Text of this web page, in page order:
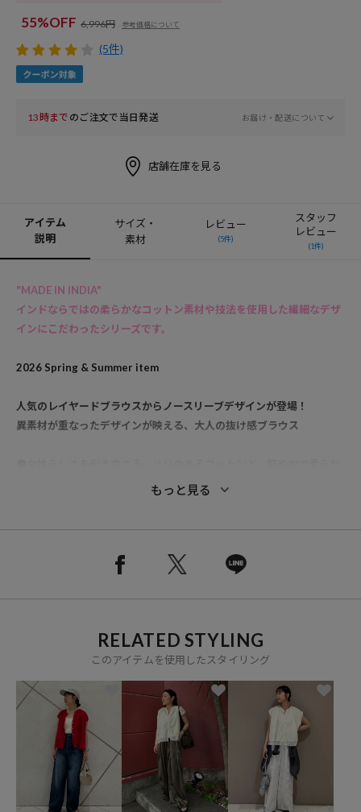
55%OFF 6,996円 参考価格について
(5件)
13時まで のご注文で当日発送 お届け・配送について
店舗在庫を見る
アイテム
説明
サイズ・
素材
レビュー
(5件)
スタッフ
レビュー
(1件)
"MADE IN INDIA"
インドならではの柔らかなコットン素材や技法を使用した繊細なデザ
インにこだわったシリーズです。
2026 Spring & Summer item
人気のレイヤードブラウスからノースリーブデザインが登場！
異素材が重なったデザインが映える、大人の抜け感ブラウス
なインドコットンをレイヤードしたノースリーブブラウス
なしにも、閉じてきちんと感のあるスタイルにも対応
おすすめコーディネート
デニム合わせでラフなデイリースタイルから
落ち感のあるパンツで落ち着いた印象にも。
女性らしいスタイリングにもピッタリの一枚です。
※こちらの商品は、弊社管理上のカラーを表記しております為、タグ
のカラー表記と異なる記載となっております。
もっと見る
RELATED STYLING
このアイテムを使用したスタイリング